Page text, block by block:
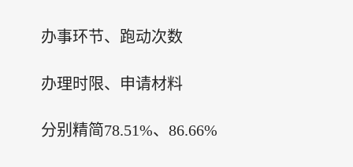
办事环节、跑动次数
办理时限、申请材料
分别精简78.51%、86.66%